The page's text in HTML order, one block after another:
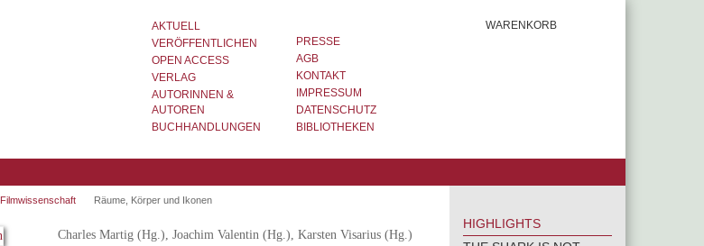
AKTUELL
VERÖFFENTLICHEN
OPEN ACCESS
VERLAG
AUTORINNEN &
AUTOREN
BUCHHANDLUNGEN
PRESSE
AGB
KONTAKT
IMPRESSUM
DATENSCHUTZ
BIBLIOTHEKEN
WARENKORB
Filmwissenschaft Räume, Körper und Ikonen
Charles Martig (Hg.), Joachim Valentin (Hg.), Karsten Visarius (Hg.)
HIGHLIGHTS